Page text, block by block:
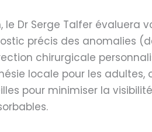
le Dr Serge Talfer évaluera
précis des anomalies
chirurgicale
locale pour les
pour minimiser la